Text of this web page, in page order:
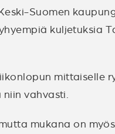
Suomen
kuljetuksia
mittaiselle
niin vahvasti.
mukana on